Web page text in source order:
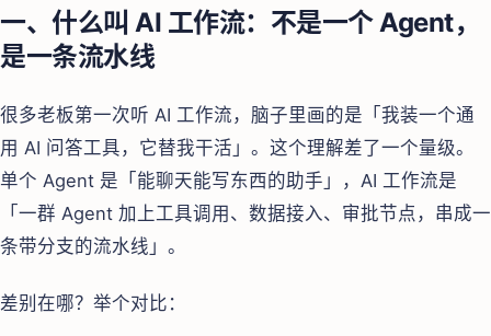
一、什么叫 AI 工作流：不是一个 Agent，
是一条流水线
很多老板第一次听 AI 工作流，脑子里画的是「我装一个通
用 AI 问答工具，它替我干活」。这个理解差了一个量级。
单个 Agent 是「能聊天能写东西的助手」，AI 工作流是
「一群 Agent 加上工具调用、数据接入、审批节点，串成一
条带分支的流水线」。
差别在哪？举个对比：